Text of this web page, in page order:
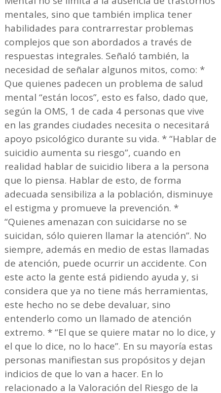
mentales, sino que también implica tener
habilidades para contrarrestar problemas
complejos que son abordados a través de
respuestas integrales. Señaló también, la
necesidad de señalar algunos mitos, como: *
Que quienes padecen un problema de salud
mental “están locos”, esto es falso, dado que,
según la OMS, 1 de cada 4 personas que vive
en las grandes ciudades necesita o necesitará
apoyo psicológico durante su vida. * “Hablar de
suicidio aumenta su riesgo”, cuando en
realidad hablar de suicidio libera a la persona
que lo piensa. Hablar de esto, de forma
adecuada sensibiliza a la población, disminuye
el estigma y promueve la prevención. *
“Quienes amenazan con suicidarse no se
suicidan, sólo quieren llamar la atención”. No
siempre, además en medio de estas llamadas
de atención, puede ocurrir un accidente. Con
este acto la gente está pidiendo ayuda y, si
considera que ya no tiene más herramientas,
este hecho no se debe devaluar, sino
entenderlo como un llamado de atención
extremo. * “El que se quiere matar no lo dice, y
el que lo dice, no lo hace”. En su mayoría estas
personas manifiestan sus propósitos y dejan
indicios de que lo van a hacer. En lo
relacionado a la Valoración del Riesgo de la